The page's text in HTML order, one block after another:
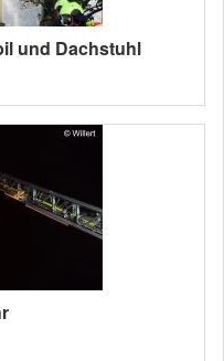
und Dachstuhl